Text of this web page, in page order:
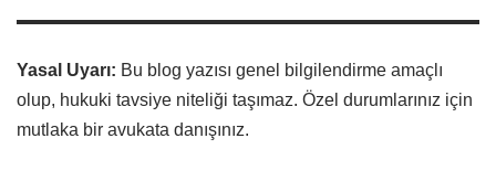
Yasal Uyarı: Bu blog yazısı genel bilgilendirme amaçlı
olup, hukuki tavsiye niteliği taşımaz. Özel durumlarınız için
mutlaka bir avukata danışınız.